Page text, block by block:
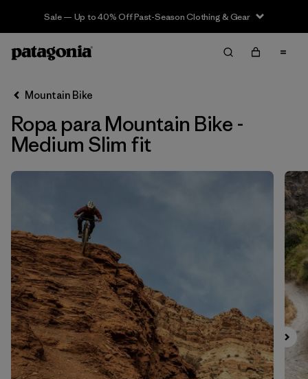
Sale — Up to 40% Off Past-Season Clothing & Gear
Filter & Sort Limpiar Todos
Ordenar Por
Filtrar por
Category
Filtrar por
Fit 1
Filtrar por
Color
Filtrar por
Features & Processes
Mountain Bike
Ropa para Mountain Bike -
Medium Slim fit